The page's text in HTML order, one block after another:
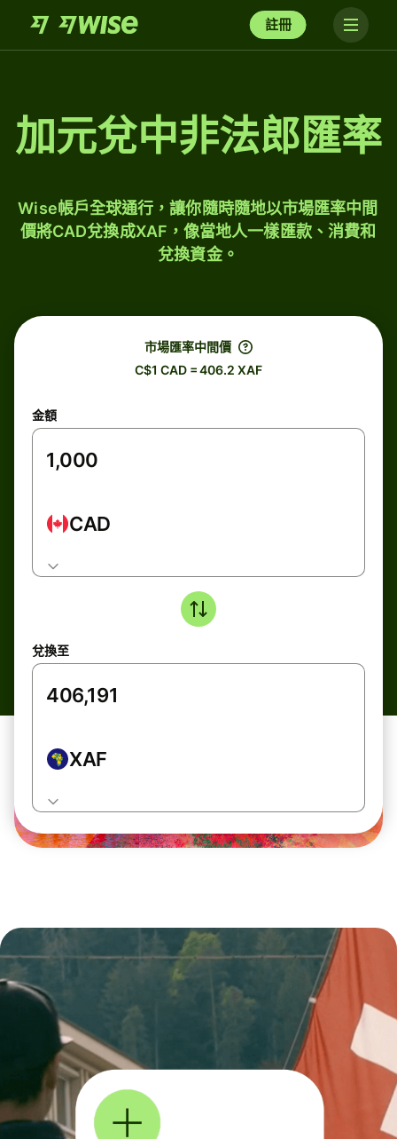
註冊
加元兌中非法郎匯率
Wise帳戶全球通行，讓你隨時隨地以市場匯率中間
價將CAD兌換成XAF，像當地人一樣匯款、消費和
兌換資金。
市場匯率中間價
C$1 CAD = 406.2 XAF
金額
CAD
兌換至
XAF